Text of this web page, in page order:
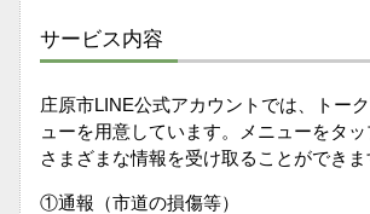
サービス内容
庄原市LINE公式アカウントでは、トー
ューを用意しています。メニューをタッ
さまざまな情報を受け取ることができま
①通報（市道の損傷等）